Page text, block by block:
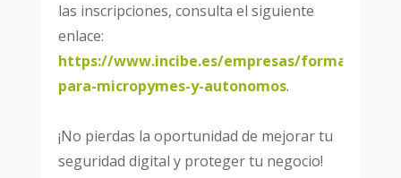
las inscripciones, consulta el siguiente
enlace:
https://www.incibe.es/empresas/formacion/
para-micropymes-y-autonomos.
¡No pierdas la oportunidad de mejorar tu
seguridad digital y proteger tu negocio!